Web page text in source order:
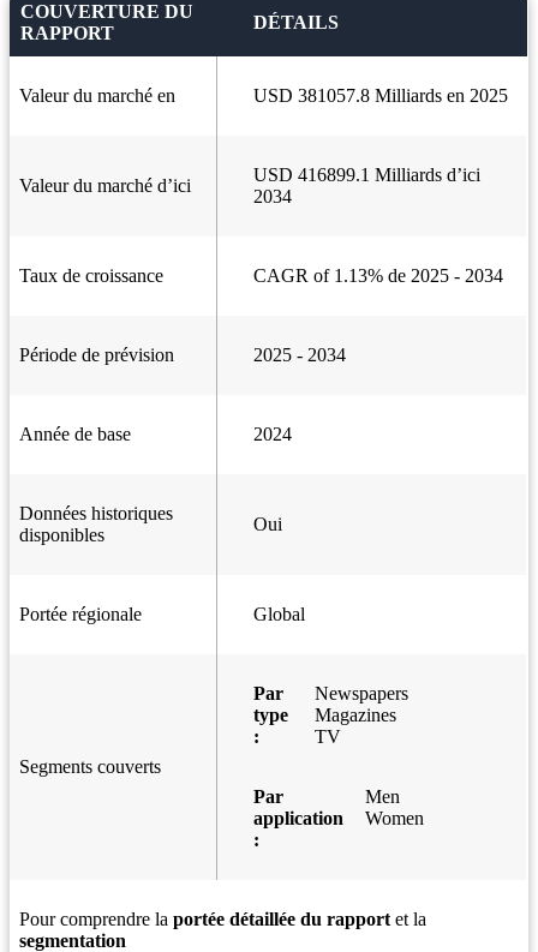
COUVERTURE DU
RAPPORT
DÉTAILS
Valeur du marché en USD 381057.8 Milliards en 2025
Valeur du marché d’ici
USD 416899.1 Milliards d’ici
2034
Taux de croissance CAGR of 1.13% de 2025 - 2034
Période de prévision 2025 - 2034
Année de base 2024
Données historiques
disponibles
Oui
Portée régionale Global
Segments couverts
Par
type
:
Newspapers
Magazines
TV
Par
application
:
Men
Women
Pour comprendre la portée détaillée du rapport et la
segmentation